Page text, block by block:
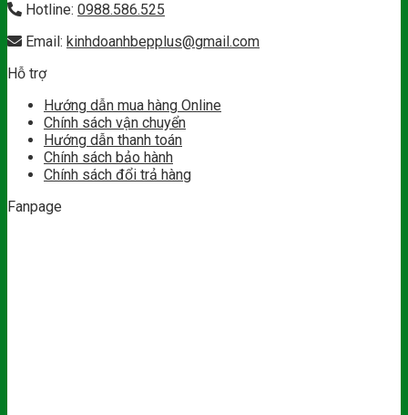
Hotline: 0988.586.525
Email: kinhdoanhbepplus@gmail.com
Hỗ trợ
Hướng dẫn mua hàng Online
Chính sách vận chuyển
Hướng dẫn thanh toán
Chính sách bảo hành
Chính sách đổi trả hàng
Fanpage